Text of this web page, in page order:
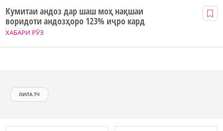
ХАБАРИ РӮЗ
Кумитаи андоз дар шаш моҳ нақшаи
воридоти андозҳоро 123% иҷро кард
ОИЛА.ТЧ